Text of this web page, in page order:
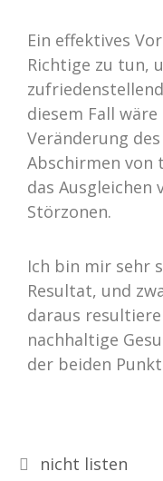
Ein effektives
Richtige zu tun,
diesem Fall
Veränderung
Abschirmen von
das Ausgleichen
Störzonen.
Ich bin mir sehr
Resultat, und
daraus
nachhaltige
der beiden
nicht listen